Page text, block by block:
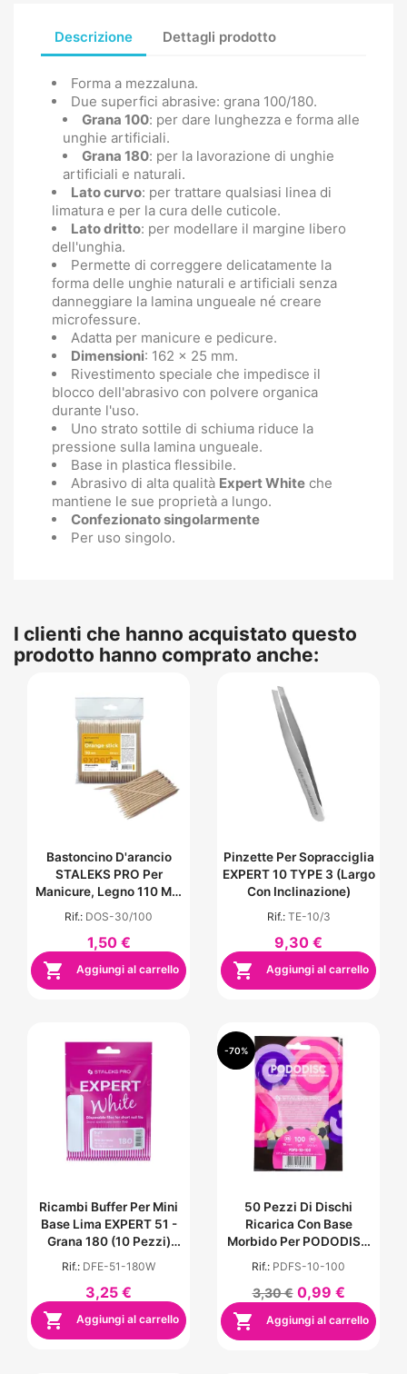
Descrizione Dettagli prodotto
Forma a mezzaluna.
Due superfici abrasive: grana 100/180.
Grana 100: per dare lunghezza e forma alle
unghie artificiali.
Grana 180: per la lavorazione di unghie
artificiali e naturali.
Lato curvo: per trattare qualsiasi linea di
limatura e per la cura delle cuticole.
Lato dritto: per modellare il margine libero
dell'unghia.
Permette di correggere delicatamente la
forma delle unghie naturali e artificiali senza
danneggiare la lamina ungueale né creare
microfessure.
Adatta per manicure e pedicure.
Dimensioni: 162 x 25 mm.
Rivestimento speciale che impedisce il
blocco dell'abrasivo con polvere organica
durante l'uso.
Uno strato sottile di schiuma riduce la
pressione sulla lamina ungueale.
Base in plastica flessibile.
Abrasivo di alta qualità Expert White che
mantiene le sue proprietà a lungo.
Confezionato singolarmente
Per uso singolo.
I clienti che hanno acquistato questo
prodotto hanno comprato anche:
Bastoncino D'arancio
STALEKS PRO Per
Manicure, Legno 110 Mm
Rif.: DOS-30/100
1,50 €
 Aggiungi al carrello
Pinzette Per Sopracciglia
EXPERT 10 TYPE 3 (largo
Con Inclinazione)
Rif.: TE-10/3
9,30 €
 Aggiungi al carrello
Ricambi Buffer Per Mini
Base Lima EXPERT 51 -
Grana 180 (10 Pezzi)
Rif.: DFE-51-180W
3,25 €
 Aggiungi al carrello
50 Pezzi Di Dischi
Ricarica Con Base
Morbido Per PODODISC
Rif.: PDFS-10-100
3,30 € 0,99 €
 Aggiungi al carrello
-70%